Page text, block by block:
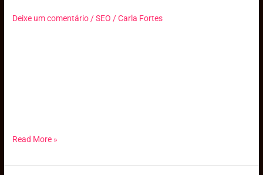
Deixe um comentário /SEO /Carla Fortes
Read More »